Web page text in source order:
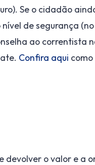
Se o cidadão
de segurança
ao correntista
Confira aqui
devolver o valor e a